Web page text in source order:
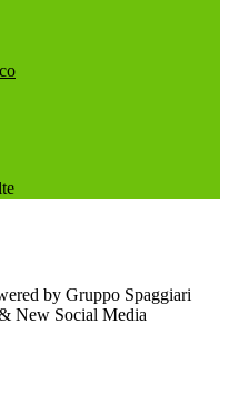
by Gruppo Spaggiari
New Social Media